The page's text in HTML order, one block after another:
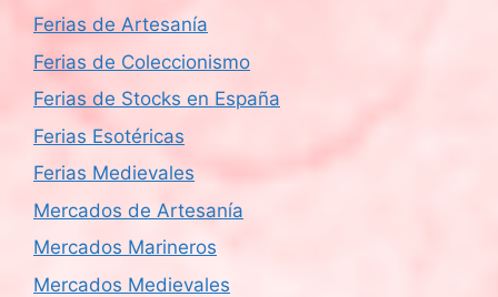
Ferias de Artesanía
Ferias de Coleccionismo
Ferias de Stocks en España
Ferias Esotéricas
Ferias Medievales
Mercados de Artesanía
Mercados Marineros
Mercados Medievales